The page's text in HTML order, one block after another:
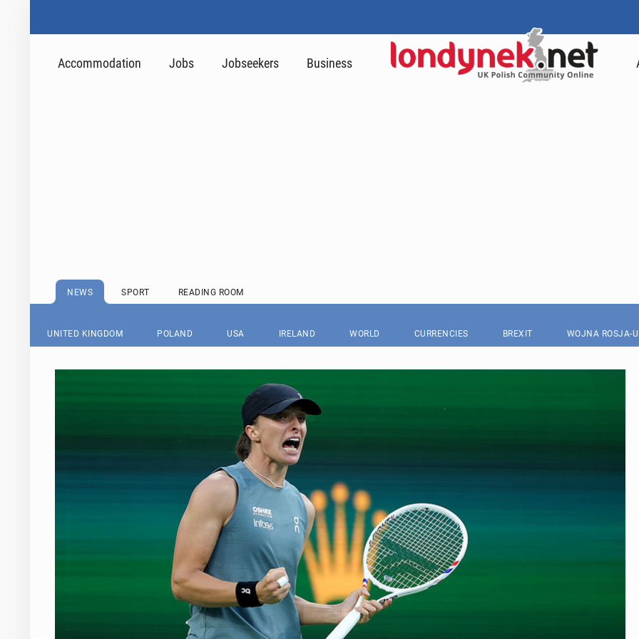
Accommodation Jobs Jobseekers Business
NEWS SPORT READING ROOM
UNITED KINGDOM POLAND USA IRELAND WORLD CURRENCIES BREXIT WOJNA ROSJA-